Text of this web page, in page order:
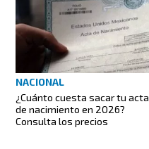
NACIONAL
¿Cuánto cuesta sacar tu acta
de nacimiento en 2026?
Consulta los precios